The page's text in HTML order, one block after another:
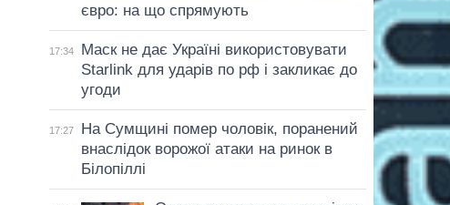
євро: на що спрямують
17:34
Маск не дає Україні використовувати
Starlink для ударів по рф і закликає до
угоди
17:27
На Сумщині помер чоловік, поранений
внаслідок ворожої атаки на ринок в
Білопіллі